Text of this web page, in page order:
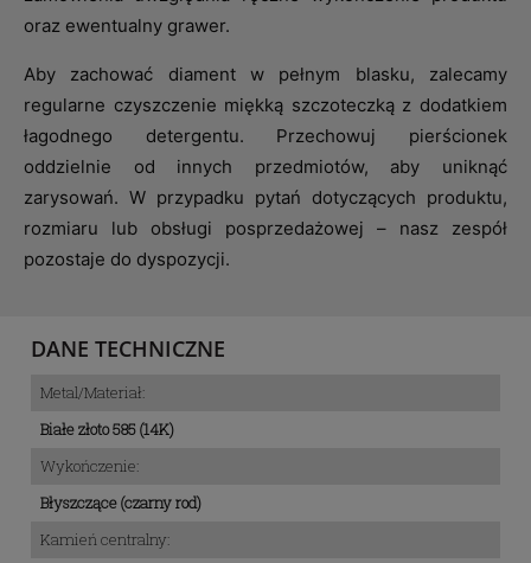
oraz ewentualny grawer.
Aby zachować diament w pełnym blasku, zalecamy
regularne czyszczenie miękką szczoteczką z dodatkiem
łagodnego detergentu. Przechowuj pierścionek
oddzielnie od innych przedmiotów, aby uniknąć
zarysowań. W przypadku pytań dotyczących produktu,
rozmiaru lub obsługi posprzedażowej – nasz zespół
pozostaje do dyspozycji.
DANE TECHNICZNE
Metal/Materiał:
Białe złoto 585 (14K)
Wykończenie:
Błyszczące (czarny rod)
Kamień centralny: